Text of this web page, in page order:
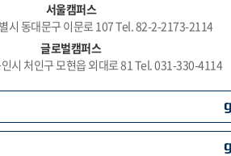
서울캠퍼스
시 동대문구 이문로 107 Tel. 82-2-2173-2114
글로벌캠퍼스
시 처인구 모현읍 외대로 81 Tel. 031-330-4114